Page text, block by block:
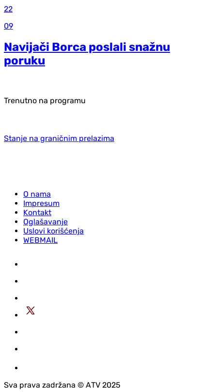
22
09
Navijači Borca poslali snažnu
poruku
Trenutno na programu
Stanje na graničnim prelazima
O nama
Impresum
Kontakt
Oglašavanje
Uslovi korišćenja
WEBMAIL
Sva prava zadržana © АTV 2025